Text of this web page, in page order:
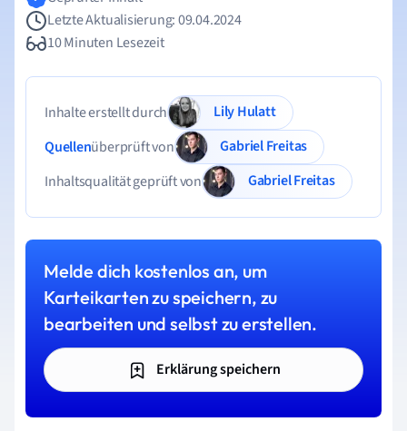
Letzte Aktualisierung: 09.04.2024
10 Minuten Lesezeit
Inhalte erstellt durch
Lily Hulatt
Quellenüberprüft von
Gabriel Freitas
Inhaltsqualität geprüft von
Gabriel Freitas
Melde dich kostenlos an, um
Karteikarten zu speichern, zu
bearbeiten und selbst zu erstellen.
Erklärung speichern